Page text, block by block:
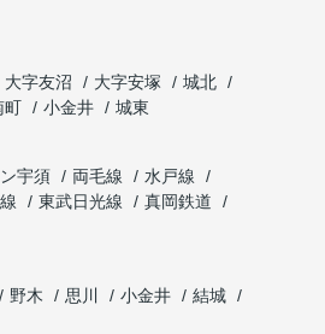
大字友沼 大字安塚
城北
町 小金井
城東
宇須 両毛線
水戸線
東武日光線
真岡鉄道
野木 思川 小金井
結城